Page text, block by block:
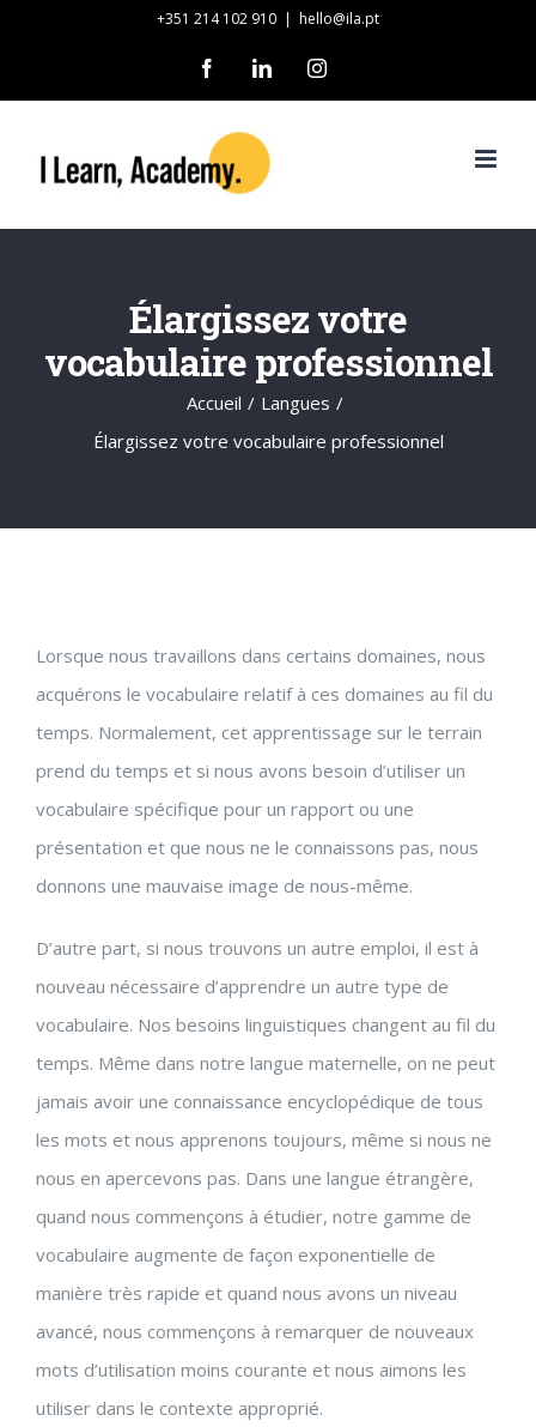
content
+351 214 102 910 | hello@ila.pt
FacebookLinkedInInstagram
Élargissez votre
vocabulaire professionnel
Accueil / Langues /
Élargissez votre vocabulaire professionnel
Lorsque nous travaillons dans certains domaines, nous
acquérons le vocabulaire relatif à ces domaines au fil du
temps. Normalement, cet apprentissage sur le terrain
prend du temps et si nous avons besoin d’utiliser un
vocabulaire spécifique pour un rapport ou une
présentation et que nous ne le connaissons pas, nous
donnons une mauvaise image de nous-même.
D’autre part, si nous trouvons un autre emploi, il est à
nouveau nécessaire d’apprendre un autre type de
vocabulaire. Nos besoins linguistiques changent au fil du
temps. Même dans notre langue maternelle, on ne peut
jamais avoir une connaissance encyclopédique de tous
les mots et nous apprenons toujours, même si nous ne
nous en apercevons pas. Dans une langue étrangère,
quand nous commençons à étudier, notre gamme de
vocabulaire augmente de façon exponentielle de
manière très rapide et quand nous avons un niveau
avancé, nous commençons à remarquer de nouveaux
mots d’utilisation moins courante et nous aimons les
utiliser dans le contexte approprié.